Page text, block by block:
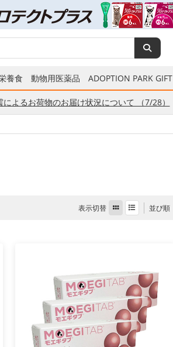
養食 動物用医薬品 ADOPTION PARK GIFT
よるお荷物のお届け状況について （7/28）
表示切替 並び順